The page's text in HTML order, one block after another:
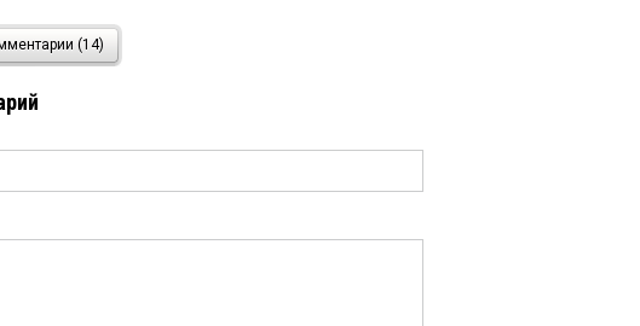
8 февраля 2025 в 15:15:
к вам устроиться на работу
8 февраля 2025 в 13:50:
(14)